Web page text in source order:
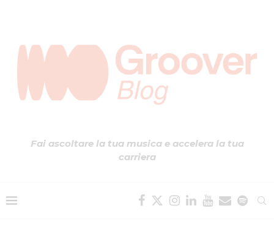
Fai ascoltare la tua musica e accelera la tua
carriera